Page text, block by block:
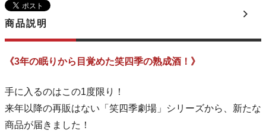
商品説明
《3年の眠りから目覚めた笑四季の熟成酒！》
手に入るのはこの1度限り！
来年以降の再販はない「笑四季劇場」シリーズから、新たな
商品が届きました！